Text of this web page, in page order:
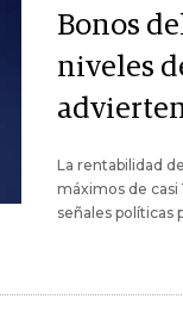
Bonos
niveles
La rentabilidad
máximos de casi
señales políticas